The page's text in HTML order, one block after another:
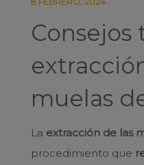
Consejos
muelas
La extracción de las
procedimiento que